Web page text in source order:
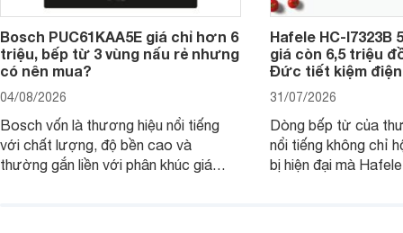
Bosch PUC61KAA5E giá chỉ hơn 6
triệu, bếp từ 3 vùng nấu rẻ nhưng
có nên mua?
04/08/2026
Bosch vốn là thương hiệu nổi tiếng
với chất lượng, độ bền cao và
thường gắn liền với phân khúc giá
Hafele HC-I7323B
giá còn 6,5 triệu
Đức tiết kiệm
31/07/2026
Dòng bếp từ của
nổi tiếng không chỉ
bị hiện đại mà